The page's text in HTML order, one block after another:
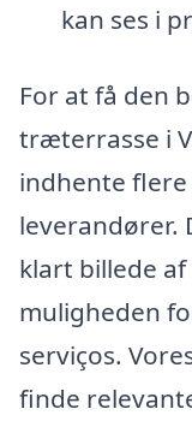
kan ses i
For at få den
træterrasse i
indhente
leverandører.
klart billede
muligheden
serviços.
finde